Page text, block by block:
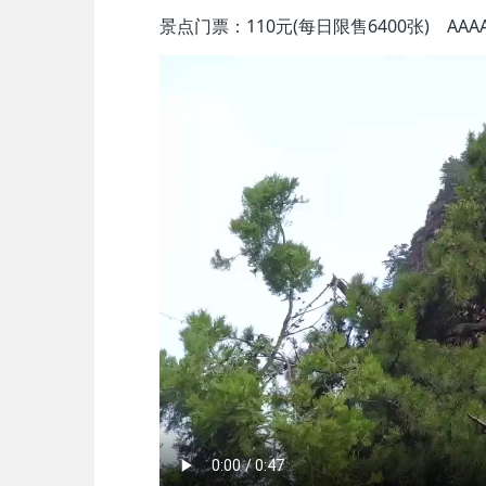
景点门票：110元(每日限售6400张)